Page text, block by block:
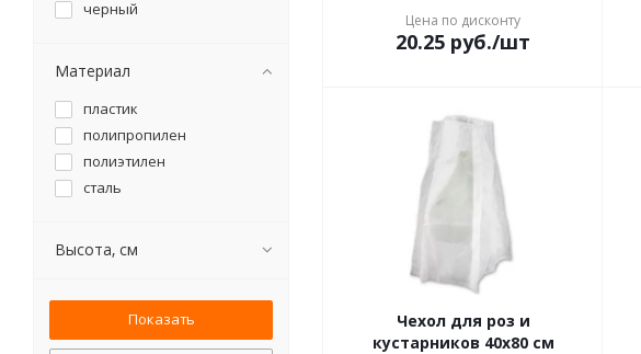
Цена по дисконту
20.25 руб./шт
Чехол для роз и
кустарников 40х80 см
черный
Материал
пластик
полипропилен
полиэтилен
сталь
Высота, см